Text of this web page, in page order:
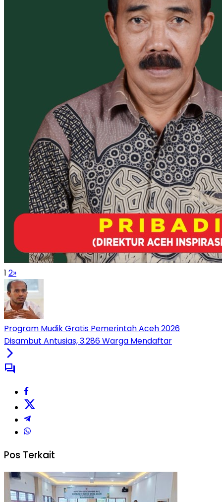
1 2»
Program Mudik Gratis Pemerintah Aceh 2026
Disambut Antusias, 3.286 Warga Mendaftar
Pos Terkait